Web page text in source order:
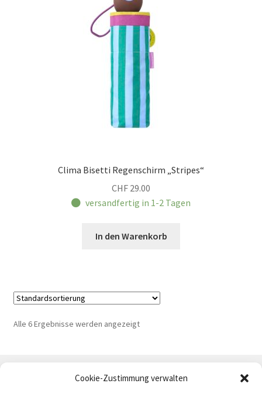
Cookie-Zustimmung verwalten
Clima Bisetti Regenschirm „Stripes“
CHF 29.00
versandfertig in 1-2 Tagen
In den Warenkorb
Alle 6 Ergebnisse werden angezeigt